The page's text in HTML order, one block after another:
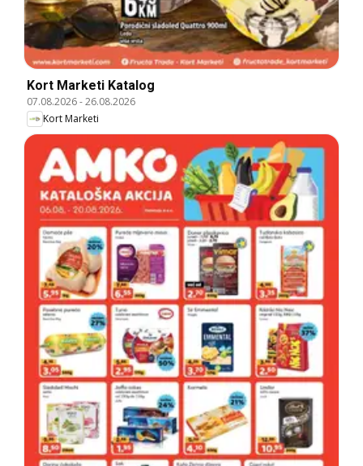
Kort Marketi Katalog
07.08.2026-26.08.2026
Kort Marketi